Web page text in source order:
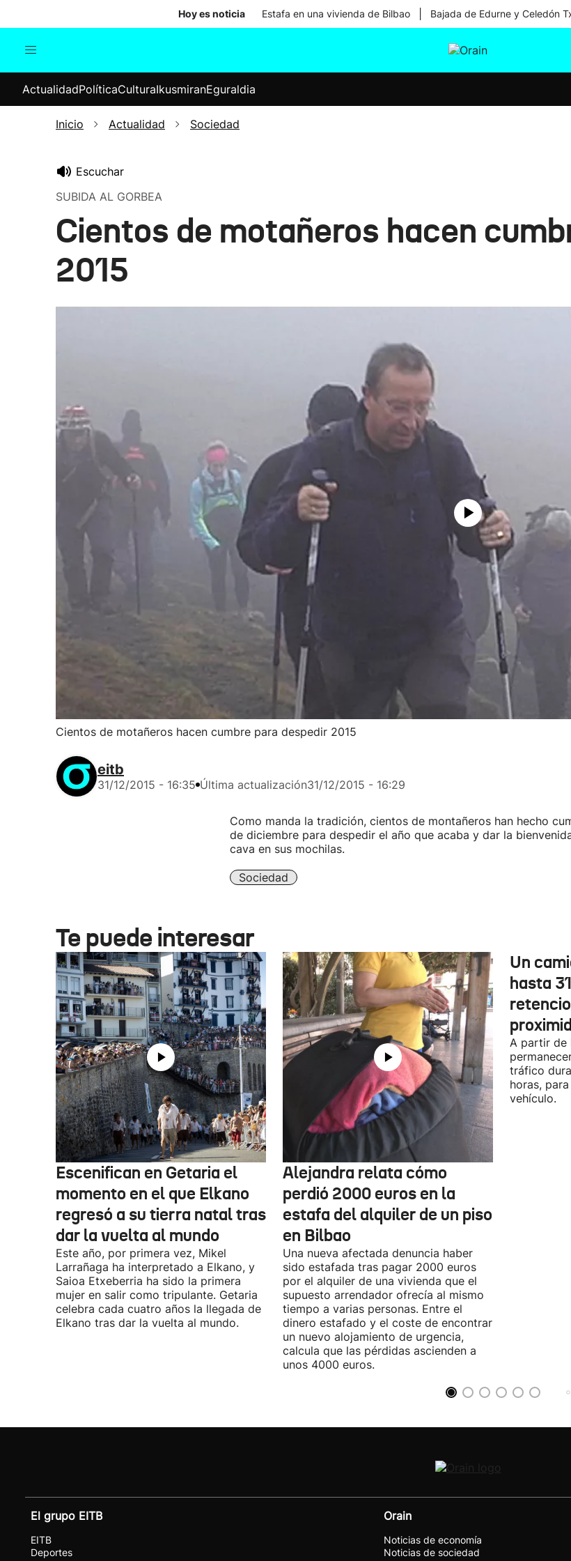
Hoy es noticia Estafa en una vivienda de Bilbao Bajada de Edurne y Celedón
Internacional
Elecciones
ActualidadPolíticaCulturaIkusmiranEguraldia
Inicio Actualidad Sociedad
Escuchar
SUBIDA AL GORBEA
Cientos de motañeros hacen
2015
Cientos de motañeros hacen cumbre para despedir 2015
eitb
31/12/2015 - 16:35 Última actualización31/12/2015 - 16:29
Como manda la tradición, cientos de montañeros han hecho
de diciembre para despedir el año que acaba y dar la
cava en sus mochilas.
Sociedad
Te puede interesar
Escenifican en Getaria el
momento en el que Elkano
regresó a su tierra natal tras
dar la vuelta al mundo
Este año, por primera vez, Mikel
Larrañaga ha interpretado a Elkano, y
Saioa Etxeberria ha sido la primera
mujer en salir como tripulante. Getaria
celebra cada cuatro años la llegada de
Elkano tras dar la vuelta al mundo.
Alejandra relata cómo
perdió 2000 euros en la
estafa del alquiler de un piso
en Bilbao
Una nueva afectada denuncia haber
sido estafada tras pagar 2000 euros
por el alquiler de una vivienda que el
supuesto arrendador ofrecía al mismo
tiempo a varias personas. Entre el
dinero estafado y el coste de encontrar
un nuevo alojamiento de urgencia,
calcula que las pérdidas ascienden a
unos 4000 euros.
Un
hasta
A partir de
tráfico
horas,
vehículo.
El grupo EITB
EITB
Deportes
Orain
Noticias de economía
Noticias de sociedad